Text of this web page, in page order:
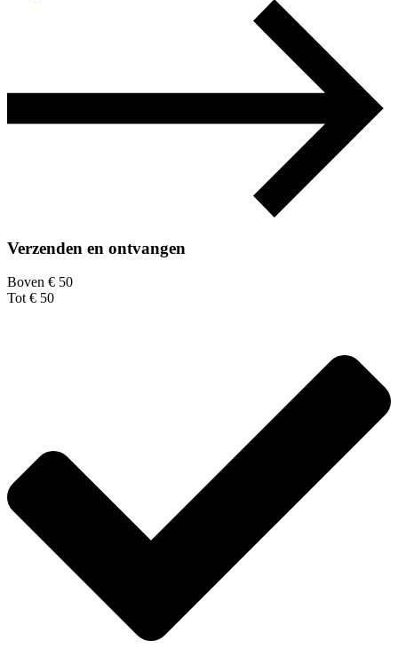
Verzenden en ontvangen
Boven € 50
Tot € 50